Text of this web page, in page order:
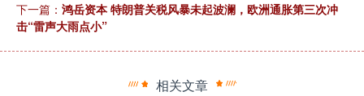
下一篇： 鸿岳资本 特朗普关税风暴未起波澜，欧洲通胀第三次冲
击“雷声大雨点小”
相关文章